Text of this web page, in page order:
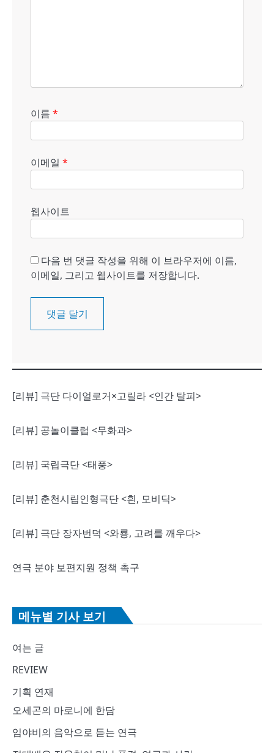
이름 *
이메일 *
웹사이트
다음 번 댓글 작성을 위해 이 브라우저에 이름,
이메일, 그리고 웹사이트를 저장합니다.
[리뷰] 극단 다이얼로거×고릴라 <인간 탈피>
[리뷰] 공놀이클럽 <무화과>
[리뷰] 국립극단 <태풍>
[리뷰] 춘천시립인형극단 <흰, 모비딕>
[리뷰] 극단 장자번덕 <와룡, 고려를 깨우다>
연극 분야 보편지원 정책 촉구
메뉴별 기사 보기
여는 글
REVIEW
기획 연재
오세곤의 마로니에 한담
임야비의 음악으로 듣는 연극